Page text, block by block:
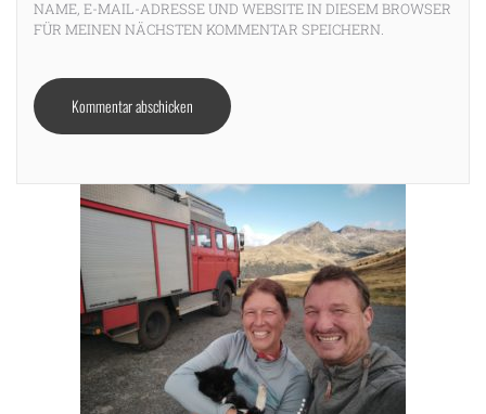
NAME, E-MAIL-ADRESSE UND WEBSITE IN DIESEM BROWSER
FÜR MEINEN NÄCHSTEN KOMMENTAR SPEICHERN.